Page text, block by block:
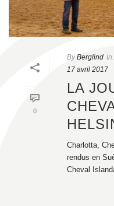
0
By Berglind In
17 avril 2017
LA
Charlotta,
rendus en
Cheval